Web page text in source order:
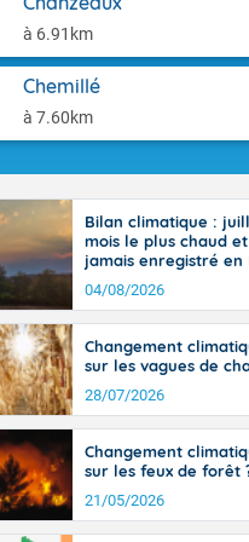
à 6.91km
Chemillé
à 7.60km
ensoleillée,
une
le vent
tramontane
elles
et
sur le
Alpes à
terres et 20
Bilan climatique :
mois le plus chaud
jamais enregistré en
04/08/2026
Changement
sur les vagues de
28/07/2026
Changement
sur les feux de forêt
21/05/2026